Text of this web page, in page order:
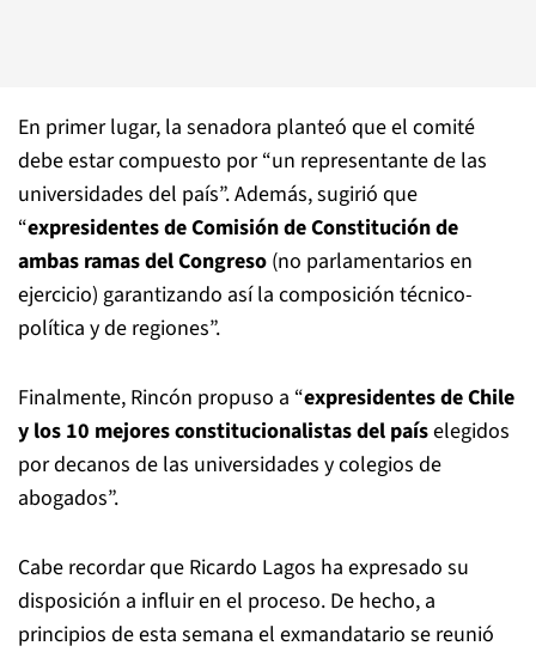
En primer lugar, la senadora planteó que el comité
debe estar compuesto por “un representante de las
universidades del país”. Además, sugirió que
“expresidentes de Comisión de Constitución de
ambas ramas del Congreso (no parlamentarios en
ejercicio) garantizando así la composición técnico-
política y de regiones”.
Finalmente, Rincón propuso a “expresidentes de Chile
y los 10 mejores constitucionalistas del paíselegidos
por decanos de las universidades y colegios de
abogados”.
Cabe recordar que Ricardo Lagos ha expresado su
disposición a influir en el proceso. De hecho, a
principios de esta semana el exmandatario se reunió